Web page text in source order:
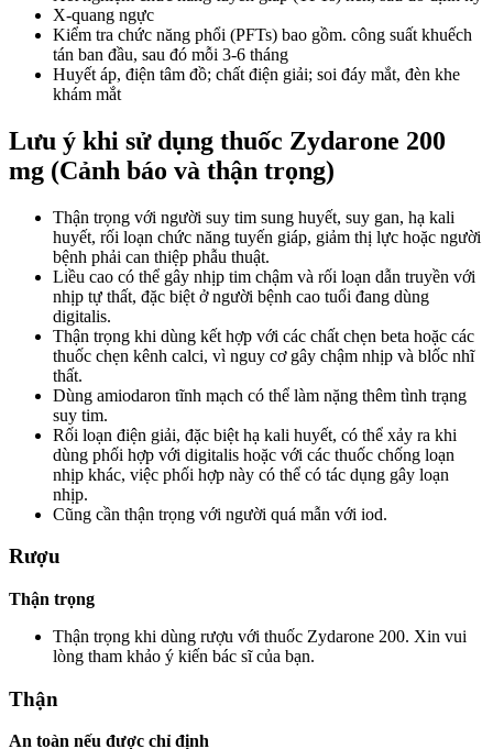
X-quang ngực
Kiểm tra chức năng phổi (PFTs) bao gồm. công suất khuếch
tán ban đầu, sau đó mỗi 3-6 tháng
Huyết áp, điện tâm đồ; chất điện giải; soi đáy mắt, đèn khe
khám mắt
Lưu ý khi sử dụng thuốc Zydarone 200
mg (Cảnh báo và thận trọng)
Thận trọng với người suy tim sung huyết, suy gan, hạ kali
huyết, rối loạn chức năng tuyến giáp, giảm thị lực hoặc người
bệnh phải can thiệp phẫu thuật.
Liều cao có thể gây nhịp tim chậm và rối loạn dẫn truyền với
nhịp tự thất, đặc biệt ở người bệnh cao tuổi đang dùng
digitalis.
Thận trọng khi dùng kết hợp với các chất chẹn beta hoặc các
thuốc chẹn kênh calci, vì nguy cơ gây chậm nhịp và blốc nhĩ
thất.
Dùng amiodaron tĩnh mạch có thể làm nặng thêm tình trạng
suy tim.
Rối loạn điện giải, đặc biệt hạ kali huyết, có thể xảy ra khi
dùng phối hợp với digitalis hoặc với các thuốc chống loạn
nhịp khác, việc phối hợp này có thể có tác dụng gây loạn
nhịp.
Cũng cần thận trọng với người quá mẫn với iod.
Rượu
Thận trọng
Thận trọng khi dùng rượu với thuốc Zydarone 200. Xin vui
lòng tham khảo ý kiến bác sĩ của bạn.
Thận
An toàn nếu được chỉ định